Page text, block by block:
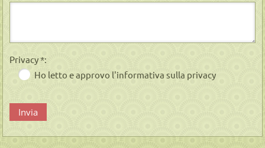
Privacy *:
Ho letto e approvo l'informativa sulla privacy